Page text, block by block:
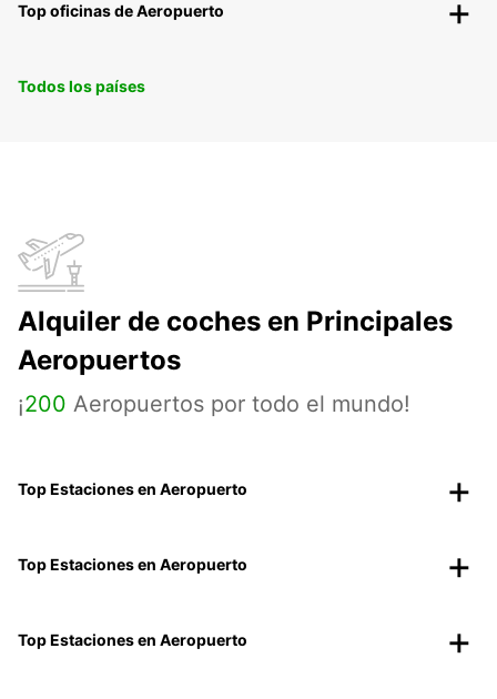
Top oficinas de Aeropuerto
Todos los países
Alquiler de coches en Principales
Aeropuertos
¡200 Aeropuertos por todo el mundo!
Top Estaciones en Aeropuerto
Top Estaciones en Aeropuerto
Top Estaciones en Aeropuerto